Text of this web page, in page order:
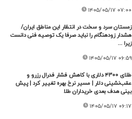
۱۴۰۵/۰۵/۱۷ ۰۷:۰۰
زمستان سرد و سخت در انتظار این مناطق ایران/
هشدار زودهنگام را نباید صرفا یک توصیه فنی دانست
زیرا ...
۱۴۰۵/۰۵/۱۷ ۰۶:۵۹
طلای ۴۳۰۰ دلاری با کاهش فشار فدرال رزرو و
عقب‌نشینی دلار | مسیر نرخ بهره تغییر کرد | پیش
بینی هدف بعدی خریداران طلا
۱۴۰۵/۰۵/۱۷ ۰۶:۱۷